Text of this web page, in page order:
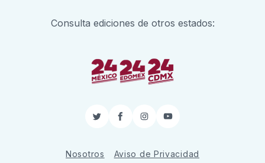
Consulta ediciones de otros estados:
TwitterFacebook
InstagramYouTube
Nosotros Aviso de Privacidad